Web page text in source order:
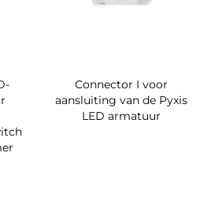
Connector I voor
aansluiting van de Pyxis
LED armatuur